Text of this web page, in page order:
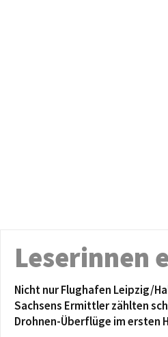
Leserinnen
Nicht nur Flughafen Leipzig/
Sachsens Ermittler zählten
Drohnen-Überflüge im ersten